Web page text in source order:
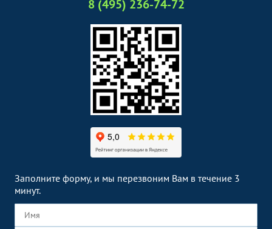
8 (495) 236-74-72
Заполните форму, и мы перезвоним Вам в течение 3
минут.